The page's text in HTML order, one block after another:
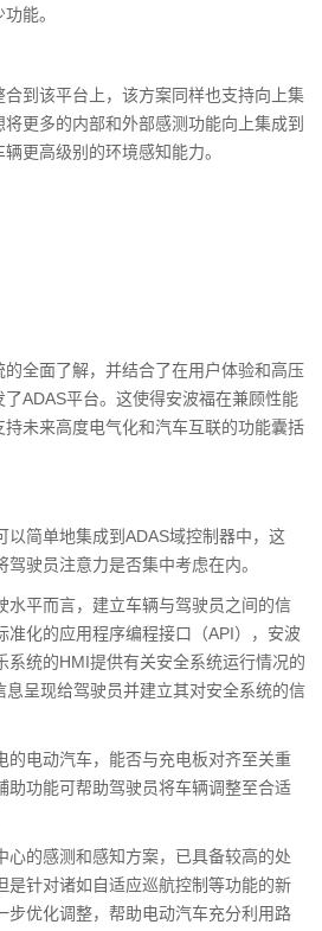
能。
到该平台上，该方案同样也支持向上集
更多的内部和外部感测功能向上集成到
更高级别的环境感知能力。
全面了解，并结合了在用户体验和高压
ADAS平台。这使得安波福在兼顾性能
未来高度电气化和汽车互联的功能囊括
以简单地集成到ADAS域控制器中，这
驶员注意力是否集中考虑在内。
水平而言，建立车辆与驾驶员之间的信
准化的应用程序编程接口（API），安波
系统的HMI提供有关安全系统运行情况的
息呈现给驾驶员并建立其对安全系统的信
的电动汽车，能否与充电板对齐至关重
助功能可帮助驾驶员将车辆调整至合适
心的感测和感知方案，已具备较高的处
是针对诸如自适应巡航控制等功能的新
步优化调整，帮助电动汽车充分利用路